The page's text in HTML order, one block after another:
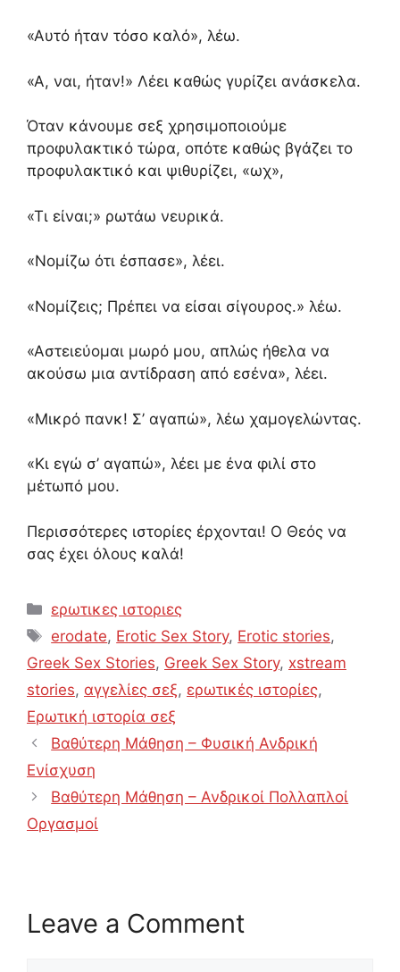
«Αυτό ήταν τόσο καλό», λέω.
«Α, ναι, ήταν!» Λέει καθώς γυρίζει ανάσκελα.
Όταν κάνουμε σεξ χρησιμοποιούμε
προφυλακτικό τώρα, οπότε καθώς βγάζει το
προφυλακτικό και ψιθυρίζει, «ωχ»,
«Τι είναι;» ρωτάω νευρικά.
«Νομίζω ότι έσπασε», λέει.
«Νομίζεις; Πρέπει να είσαι σίγουρος.» λέω.
«Αστειεύομαι μωρό μου, απλώς ήθελα να
ακούσω μια αντίδραση από εσένα», λέει.
«Μικρό πανκ! Σ’ αγαπώ», λέω χαμογελώντας.
«Κι εγώ σ’ αγαπώ», λέει με ένα φιλί στο
μέτωπό μου.
Περισσότερες ιστορίες έρχονται! Ο Θεός να
σας έχει όλους καλά!
Categories
ερωτικες ιστοριες
Tags
erodate, Erotic Sex Story, Erotic stories,
Greek Sex Stories, Greek Sex Story, xstream
stories, αγγελίες σεξ, ερωτικές ιστορίες,
Ερωτική ιστορία σεξ
Βαθύτερη Μάθηση – Φυσική Ανδρική
Ενίσχυση
Βαθύτερη Μάθηση – Ανδρικοί Πολλαπλοί
Οργασμοί
Leave a Comment